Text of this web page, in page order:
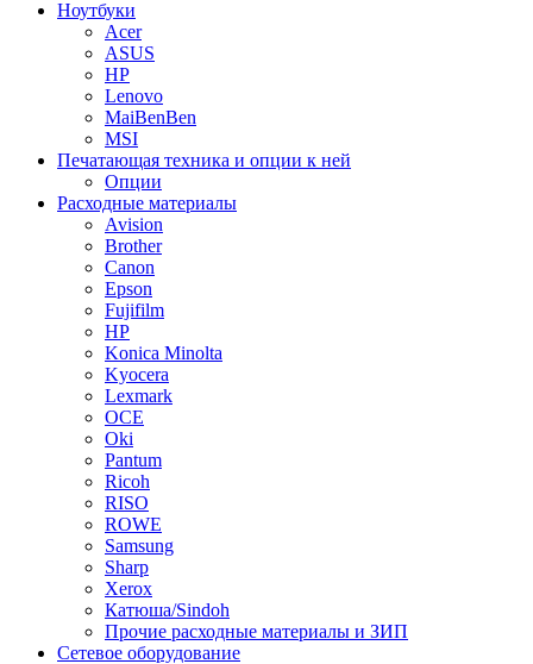
Ноутбуки
Acer
ASUS
HP
Lenovo
MaiBenBen
MSI
Печатающая техника и опции к ней
Опции
Расходные материалы
Avision
Brother
Canon
Epson
Fujifilm
HP
Konica Minolta
Kyocera
Lexmark
OCE
Oki
Pantum
Ricoh
RISO
ROWE
Samsung
Sharp
Xerox
Катюша/Sindoh
Прочие расходные материалы и ЗИП
Сетевое оборудование